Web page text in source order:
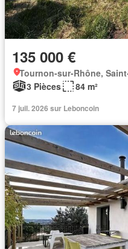
135 000 €
Tournon-sur-Rhône,
3 Pièces
84 m²
7 juil. 2026 sur Leboncoin